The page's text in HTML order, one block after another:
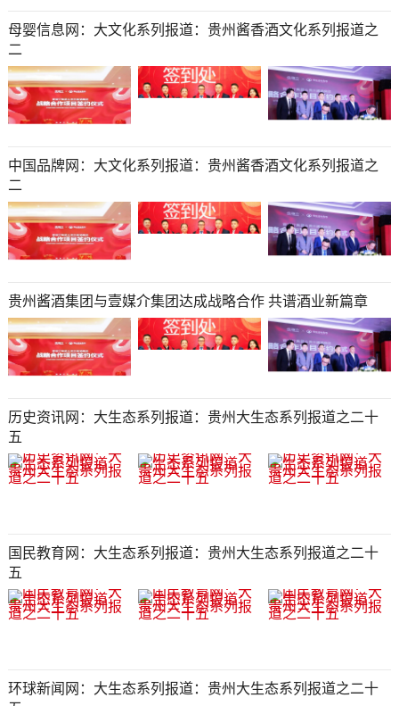
母婴信息网：大文化系列报道：贵州酱香酒文化系列报道之
二
中国品牌网：大文化系列报道：贵州酱香酒文化系列报道之
二
贵州酱酒集团与壹媒介集团达成战略合作 共谱酒业新篇章
历史资讯网：大生态系列报道：贵州大生态系列报道之二十
五​​​​​​​​​​​​​​​​​​​​​​​​​​​​​​​​​​​​​​​​​​
国民教育网：大生态系列报道：贵州大生态系列报道之二十
五​​​​​​​​​​​​​​​​​​​​​​​​​​​​​​​​​​​​​​​​​​
环球新闻网：大生态系列报道：贵州大生态系列报道之二十